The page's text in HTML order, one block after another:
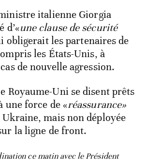
italienne Giorgia
d’«une clause de sécurité
obligerait les partenaires de
les États-Unis, à
de nouvelle agression.
Royaume-Uni se disent prêts
une force de «réassurance»
mais non déployée
la ligne de front.
ce matin avec le Président